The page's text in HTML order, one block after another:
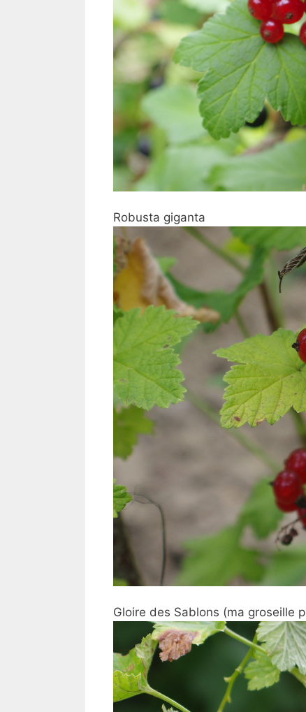
Robusta giganta
Gloire des Sablons (ma groseille